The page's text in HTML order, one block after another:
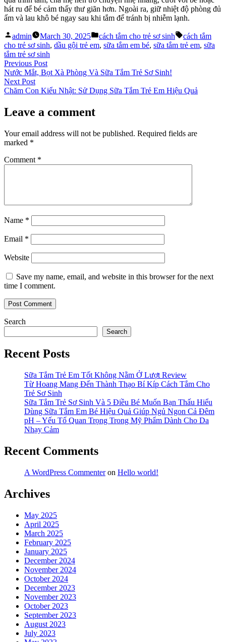
hát ru để bé cảm thấy thư giãn hơn. Ngoài ra, giữ nhiệt độ phòng đủ
ấm và lau khô bé ngay sau khi tắm để tránh bị nhiễm lạnh.
Posted
by
admin March 30, 2025
Posted
in
cách tắm cho trẻ sơ sinh Tags:
cách tắm
cho trẻ sơ sinh, dầu gội trẻ em, sữa tắm em bé, sữa tắm trẻ em, sữa
tắm trẻ sơ sinh
Post
navigation
Previous PostPrevious
post:
Nước Mắt, Bọt Xà Phòng Và Sữa Tắm Trẻ Sơ Sinh!
Next PostNext
post:
Chăm Con Kiểu Nhật: Sử Dụng Sữa Tắm Trẻ Em Hiệu Quả
Leave a comment
Your email address will not be published. Required fields are
marked *
Comment *
Name *
Email *
Website
Save my name, email, and website in this browser for the next
time I comment.
Search
Search
Recent Posts
Sữa Tắm Trẻ Em Tốt Không Nằm Ở Lượt Review
Từ Hoang Mang Đến Thành Thạo Bí Kíp Cách Tắm Cho
Trẻ Sơ Sinh
Sữa Tắm Trẻ Sơ Sinh Và 5 Điều Bé Muốn Bạn Thấu Hiểu
Dùng Sữa Tắm Em Bé Hiệu Quả Giúp Ngủ Ngon Cả Đêm
pH – Yếu Tố Quan Trọng Trong Mỹ Phẩm Dành Cho Da
Nhạy Cảm
Recent Comments
A WordPress Commenteron Hello world!
Archives
May 2025
April 2025
March 2025
February 2025
January 2025
December 2024
November 2024
October 2024
December 2023
November 2023
October 2023
September 2023
August 2023
July 2023